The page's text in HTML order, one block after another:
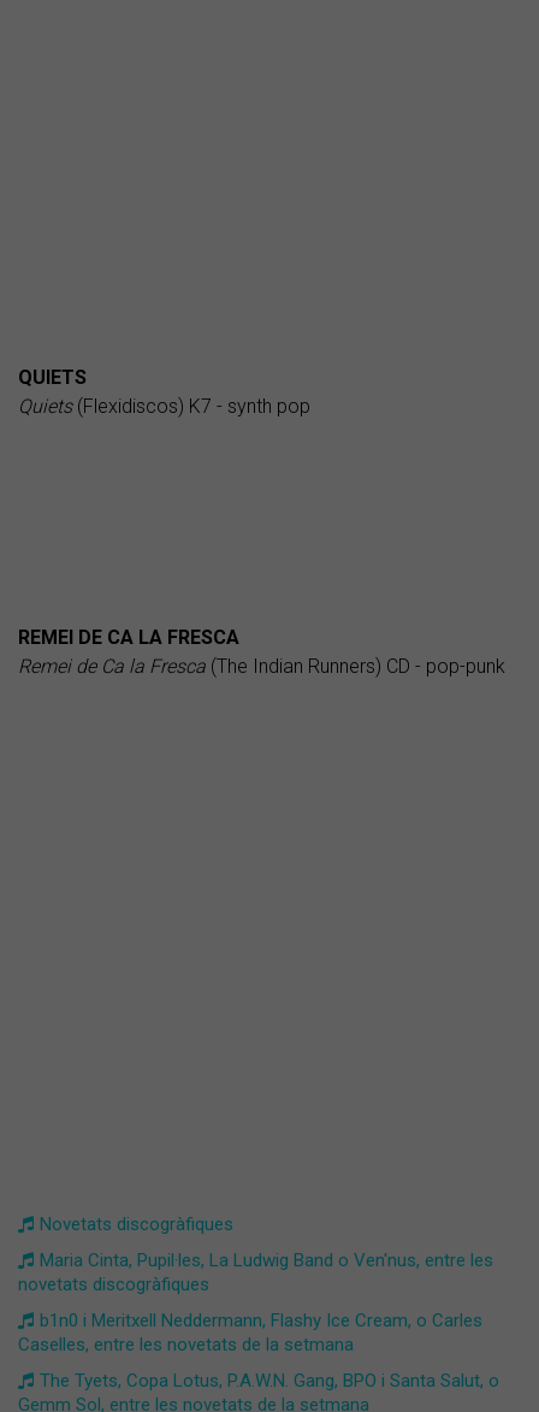
QUIETS
Quiets(Flexidiscos) K7 - synth pop
REMEI DE CA LA FRESCA
Remei de Ca la Fresca (The Indian Runners) CD - pop-punk
Novetats discogràfiques
Maria Cinta, Pupil·les, La Ludwig Band o Ven'nus, entre les
novetats discogràfiques
b1n0 i Meritxell Neddermann, Flashy Ice Cream, o Carles
Caselles, entre les novetats de la setmana
The Tyets, Copa Lotus, P.A.W.N. Gang, BPO i Santa Salut, o
Gemm Sol, entre les novetats de la setmana